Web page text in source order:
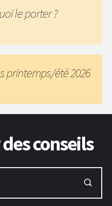
le porter ?
printemps/été 2026
conseils